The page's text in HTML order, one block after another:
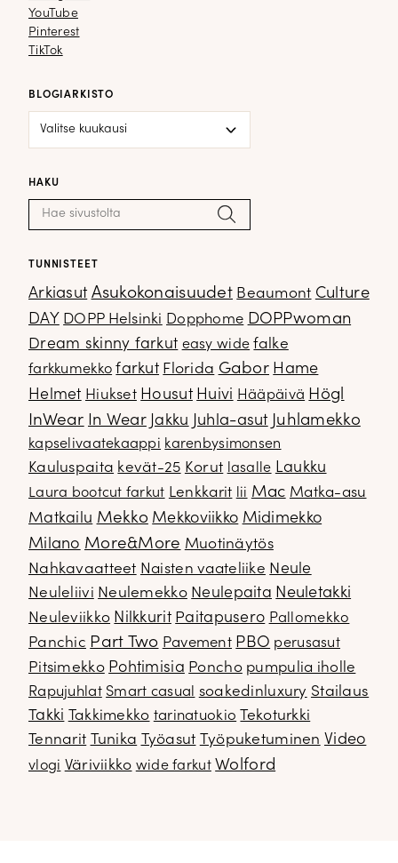
YouTube
YouTube
Pinterest
Pinterest
TikTok
TikTok
BLOGIARKISTO
HAKU
Haku: Hae
TUNNISTEET
Arkiasut Asukokonaisuudet Beaumont Culture
DAY DOPP Helsinki Dopphome DOPPwoman
Dream skinny farkut easy wide falke
farkkumekko farkut Florida Gabor Hame
Helmet Hiukset Housut Huivi Hääpäivä Högl
InWear In Wear Jakku Juhla-asut Juhlamekko
kapselivaatekaappi karenbysimonsen
Kauluspaita kevät-25 Korut lasalle Laukku
Laura bootcut farkut Lenkkarit lii Mac Matka-asu
Matkailu Mekko Mekkoviikko Midimekko
Milano More&More Muotinäytös
Nahkavaatteet Naisten vaateliike Neule
Neuleliivi Neulemekko Neulepaita Neuletakki
Neuleviikko Nilkkurit Paitapusero Pallomekko
Panchic Part Two Pavement PBO perusasut
Pitsimekko Pohtimisia Poncho pumpulia iholle
Rapujuhlat Smart casual soakedinluxury Stailaus
Takki
Takkimekko tarinatuokio
Tekoturkki
Tennarit
Tunika Työasut Työpuketuminen Video
vlogi Väriviikko wide farkut Wolford